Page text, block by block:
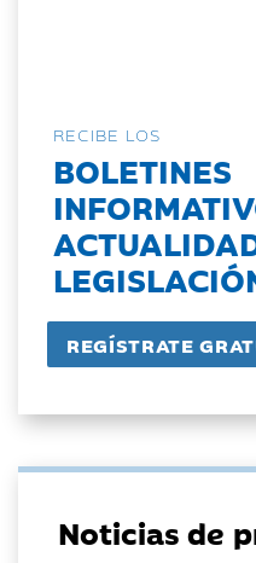
RECIBE LOS
BOLETINES
Noticias de